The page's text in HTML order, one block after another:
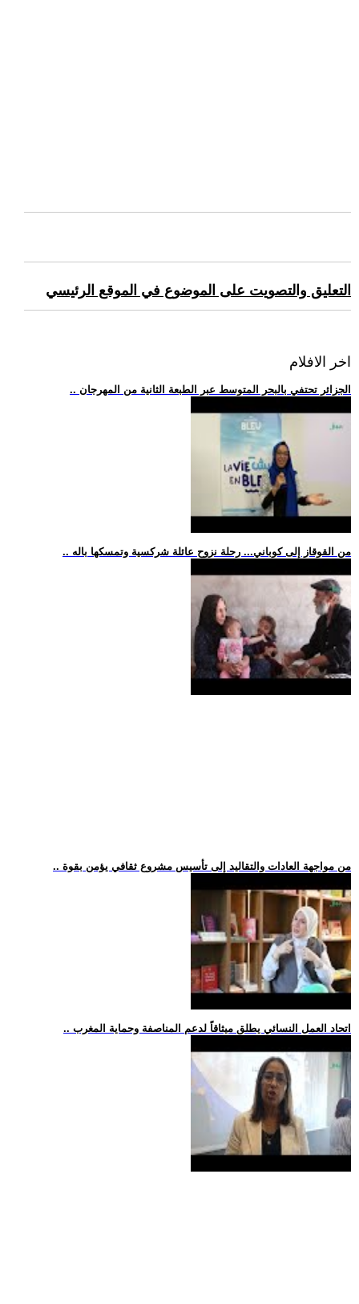
التعليق والتصويت على الموضوع في الموقع الرئيسي
اخر الافلام
.. الجزائر تحتفي بالبحر المتوسط عبر الطبعة الثانية من المهرجان
.. من القوقاز إلى كوباني... رحلة نزوح عائلة شركسية وتمسكها باله
.. من مواجهة العادات والتقاليد إلى تأسيس مشروع ثقافي يؤمن بقوة
.. اتحاد العمل النسائي يطلق ميثاقاً لدعم المناصفة وحماية المغرب